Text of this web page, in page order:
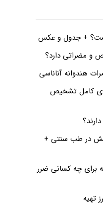
+ جدول و عکس
و مضراتی دارد؟
هندوانه آناناسی
کامل تشخیص
در طب سنتی +
برای چه کسانی ضرر
تهیه